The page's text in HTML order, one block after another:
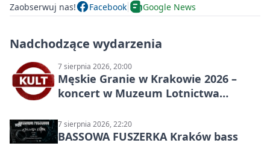
Zaobserwuj nas! Facebook Google News
Nadchodzące wydarzenia
7 sierpnia 2026, 20:00
Męskie Granie w Krakowie 2026 –
koncert w Muzeum Lotnictwa
7 sierpnia 2026, 22:20
BASSOWA FUSZERKA Kraków bass